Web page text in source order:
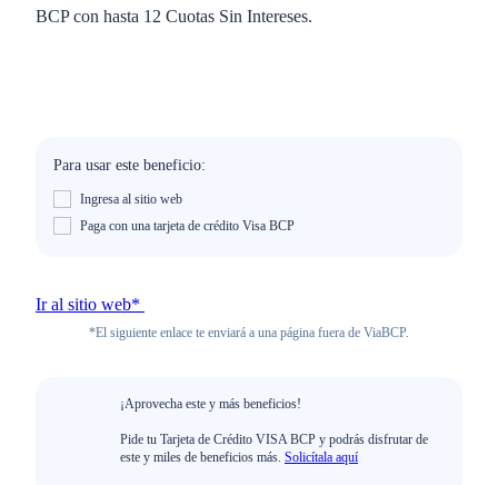
BCP con hasta 12 Cuotas Sin Intereses.
Para usar este beneficio:
Ingresa al sitio web
Paga con una tarjeta de crédito Visa BCP
Ir al sitio web*
*El siguiente enlace te enviará a una página fuera de ViaBCP.
¡Aprovecha este y más beneficios!
Pide tu Tarjeta de Crédito VISA BCP y podrás disfrutar de
este y miles de beneficios más. Solicítala aquí